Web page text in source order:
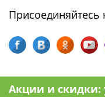
Присоединяйтесь
Акции и скидки: